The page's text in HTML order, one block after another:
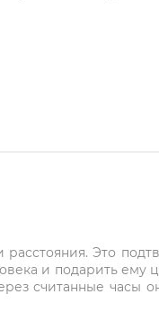
Это
и подарить
считанные